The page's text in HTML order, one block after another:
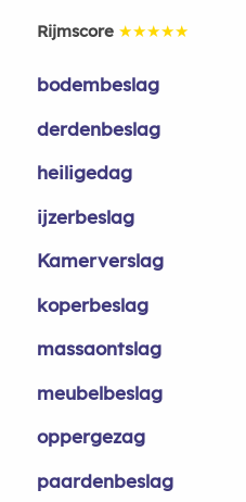
Rijmscore ★★★★★
bodembeslag
derdenbeslag
heiligedag
ijzerbeslag
Kamerverslag
koperbeslag
massaontslag
meubelbeslag
oppergezag
paardenbeslag